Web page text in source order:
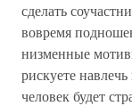
сделать
вовремя
низменные
рискуете
человек будет